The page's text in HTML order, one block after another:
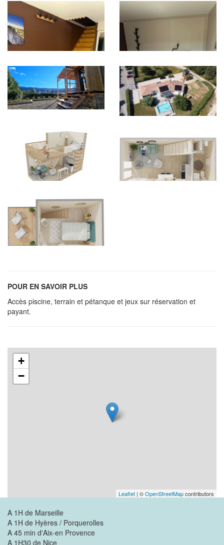
POUR EN SAVOIR PLUS
Accès piscine, terrain et pétanque et jeux sur réservation et
payant.
+
−
Leaflet | ©OpenStreetMapcontributors
A 1H de Marseille
A 1H de Hyères / Porquerolles
A 45 min d'Aix-en Provence
A 1H30 de Nice